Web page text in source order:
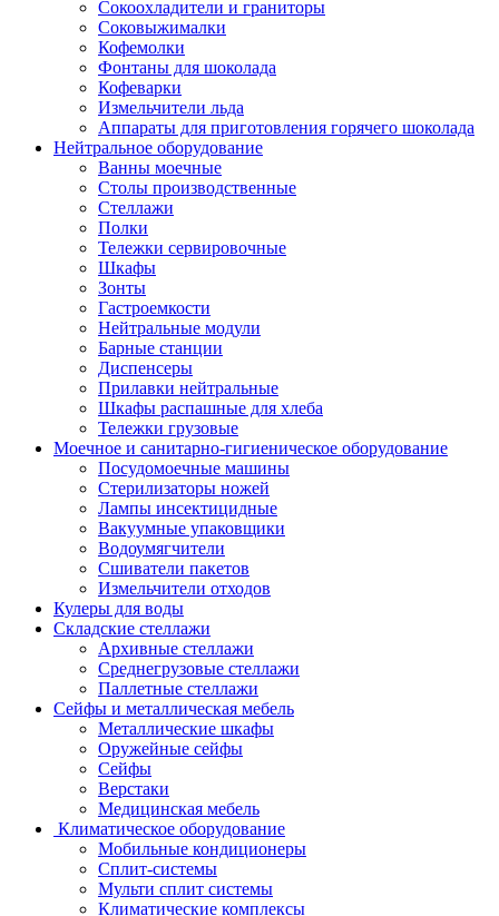
Сокоохладители и граниторы
Соковыжималки
Кофемолки
Фонтаны для шоколада
Кофеварки
Измельчители льда
Аппараты для приготовления горячего шоколада
Нейтральное оборудование
Ванны моечные
Столы производственные
Стеллажи
Полки
Тележки сервировочные
Шкафы
Зонты
Гастроемкости
Нейтральные модули
Барные станции
Диспенсеры
Прилавки нейтральные
Шкафы распашные для хлеба
Тележки грузовые
Моечное и санитарно-гигиеническое оборудование
Посудомоечные машины
Стерилизаторы ножей
Лампы инсектицидные
Вакуумные упаковщики
Водоумягчители
Сшиватели пакетов
Измельчители отходов
Кулеры для воды
Складские стеллажи
Архивные стеллажи
Среднегрузовые стеллажи
Паллетные стеллажи
Сейфы и металлическая мебель
Металлические шкафы
Оружейные сейфы
Сейфы
Верстаки
Медицинская мебель
Климатическое оборудование
Мобильные кондиционеры
Сплит-системы
Мульти сплит системы
Климатические комплексы